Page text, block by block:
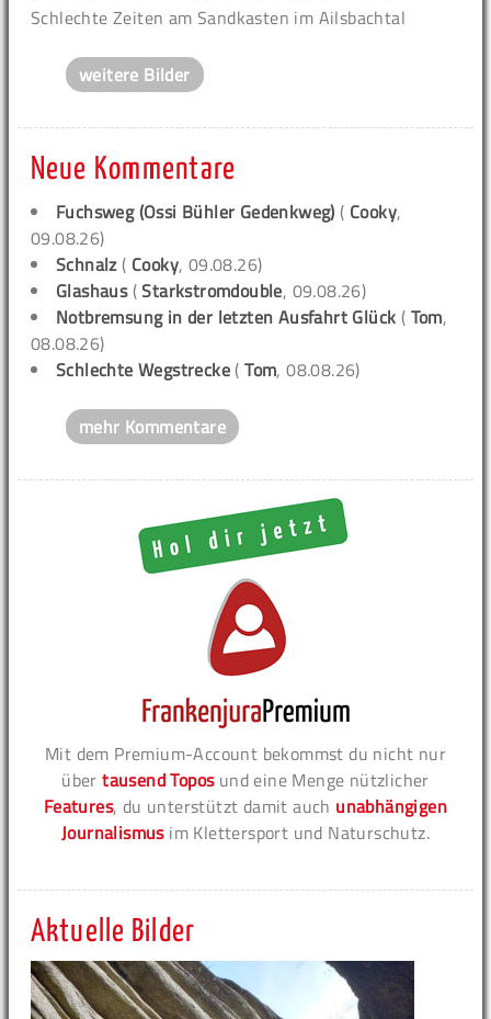
Schlechte Zeiten am Sandkasten im Ailsbachtal
weitere Bilder
Neue Kommentare
Fuchsweg (Ossi Bühler Gedenkweg) ( Cooky,
09.08.26)
Schnalz( Cooky, 09.08.26)
Glashaus(Starkstromdouble, 09.08.26)
Notbremsung in der letzten Ausfahrt Glück ( Tom,
08.08.26)
Schlechte Wegstrecke (Tom, 08.08.26)
mehr Kommentare
Mit dem Premium-Account bekommst du nicht nur
übertausend Toposund eine Menge nützlicher
Features, du unterstützt damit auch unabhängigen
Journalismusim Klettersport und Naturschutz.
Aktuelle Bilder